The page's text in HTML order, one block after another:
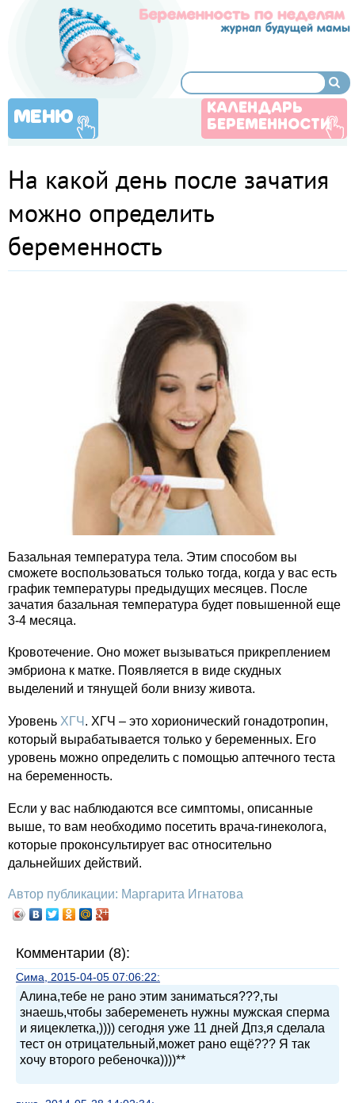
МЕНЮ
КАЛЕНДАРЬ
БЕРЕМЕННОСТИ
На какой день после зачатия
можно определить
беременность
Базальная температура тела. Этим способом вы
сможете воспользоваться только тогда, когда у вас есть
график температуры предыдущих месяцев. После
зачатия базальная температура будет повышенной еще
3-4 месяца.
Кровотечение. Оно может вызываться прикреплением
эмбриона к матке. Появляется в виде скудных
выделений и тянущей боли внизу живота.
Уровень ХГЧ . ХГЧ – это хорионический гонадотропин,
который вырабатывается только у беременных. Его
уровень можно определить с помощью аптечного теста
на беременность.
Если у вас наблюдаются все симптомы, описанные
выше, то вам необходимо посетить врача-гинеколога,
которые проконсультирует вас относительно
дальнейших действий.
Автор публикации: Маргарита Игнатова
Комментарии (8):
Сима, 2015-04-05 07:06:22:
Алина,тебе не рано этим заниматься???,ты
знаешь,чтобы забеременеть нужны мужская сперма
и яицеклетка,)))) сегодня уже 11 дней Дпз,я сделала
тест он отрицательный,может рано ещё??? Я так
хочу второго ребеночка))))**